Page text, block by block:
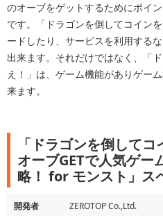
のオーブをゲットするためにポイ
です。「ドラゴンを倒してコイン
ードしたり、サービスを利用する
出来ます。それだけではなく、「
え！」は、ゲーム機能がありゲー
来ます。
「ドラゴンを倒して
オーブGETで人気ゲー
略！ for モンスト」ス
開発者
ZEROTOP Co.,Ltd.